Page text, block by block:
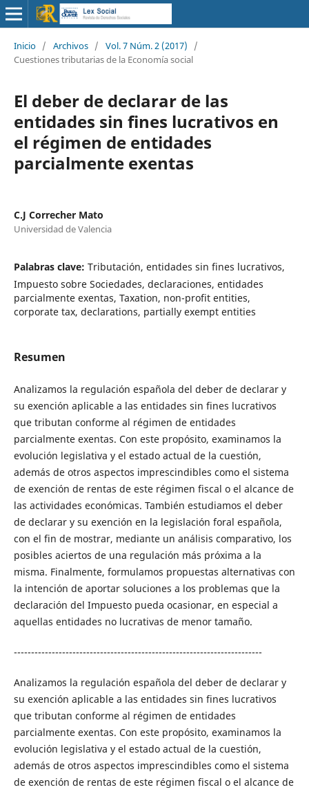
Inicio / Archivos / Vol. 7 Núm. 2 (2017)
/
Cuestiones tributarias de la Economía social
El deber de declarar de las
entidades sin fines lucrativos en
el régimen de entidades
parcialmente exentas
C.J Correcher Mato
Universidad de Valencia
Palabras clave: Tributación, entidades sin fines lucrativos,
Impuesto sobre Sociedades, declaraciones, entidades
parcialmente exentas, Taxation, non-profit entities,
corporate tax, declarations, partially exempt entities
Resumen
Analizamos la regulación española del deber de declarar y
su exención aplicable a las entidades sin fines lucrativos
que tributan conforme al régimen de entidades
parcialmente exentas. Con este propósito, examinamos la
evolución legislativa y el estado actual de la cuestión,
además de otros aspectos imprescindibles como el sistema
de exención de rentas de este régimen fiscal o el alcance de
las actividades económicas. También estudiamos el deber
de declarar y su exención en la legislación foral española,
con el fin de mostrar, mediante un análisis comparativo, los
posibles aciertos de una regulación más próxima a la
misma. Finalmente, formulamos propuestas alternativas con
la intención de aportar soluciones a los problemas que la
declaración del Impuesto pueda ocasionar, en especial a
aquellas entidades no lucrativas de menor tamaño.
------------------------------------------------------------------------
Analizamos la regulación española del deber de declarar y
su exención aplicable a las entidades sin fines lucrativos
que tributan conforme al régimen de entidades
parcialmente exentas. Con este propósito, examinamos la
evolución legislativa y el estado actual de la cuestión,
además de otros aspectos imprescindibles como el sistema
de exención de rentas de este régimen fiscal o el alcance de